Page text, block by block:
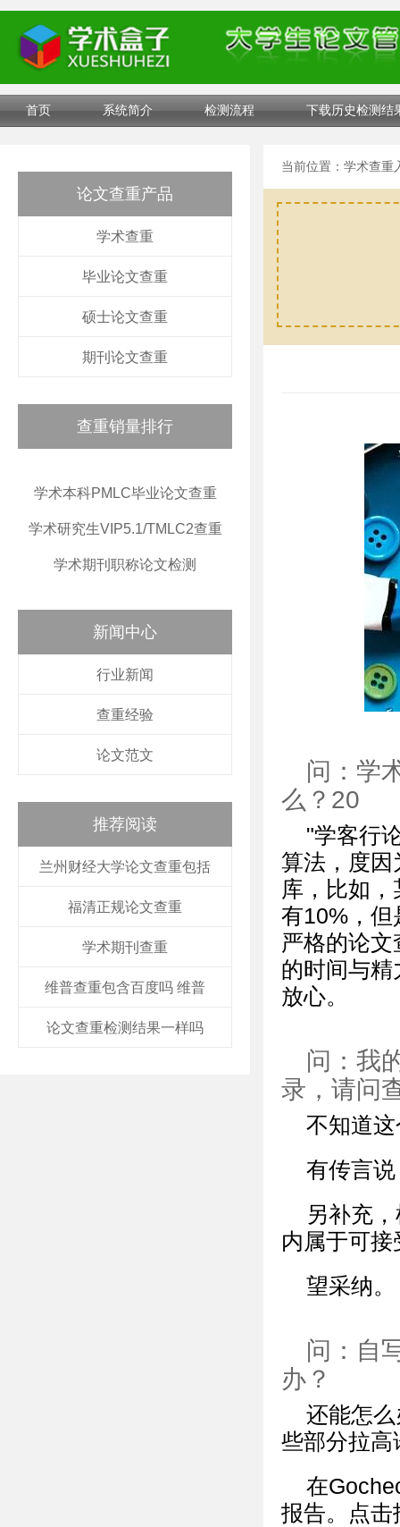
首页 系统简介 检测流程 下载历史检测结
论文查重产品
学术查重
毕业论文查重
硕士论文查重
期刊论文查重
查重销量排行
学术本科PMLC毕业论文查重
学术研究生VIP5.1/TMLC2查重
学术期刊职称论文检测
新闻中心
行业新闻
查重经验
论文范文
推荐阅读
兰州财经大学论文查重包括
福清正规论文查重
学术期刊查重
维普查重包含百度吗 维普
论文查重检测结果一样吗
当前位置： 学术查重
问：学
么？20
"学客行
算法，度因
库，比如
有10%，但
严格的论
的时间与
放心。
问：我
录，请问
不知道
有传言
另补充
内属于可接
望采纳。
问：自
办？
还能怎
些部分拉高
在
报告。点击